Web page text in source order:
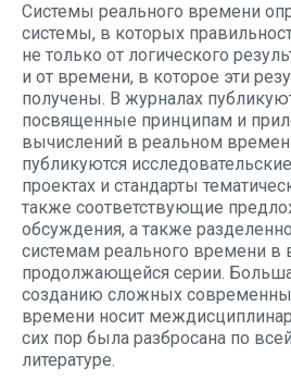
Системы реального времени
системы, в которых
не только от логического
и от времени, в которое эти
получены. В журналах
посвященные принципам и
вычислений в реальном
публикуются
проектах и ​​стандарты
также соответствующие
обсуждения, а также
системам реального времени в
продолжающейся серии.
созданию сложных
времени носит
сих пор была разбросана по
литературе.